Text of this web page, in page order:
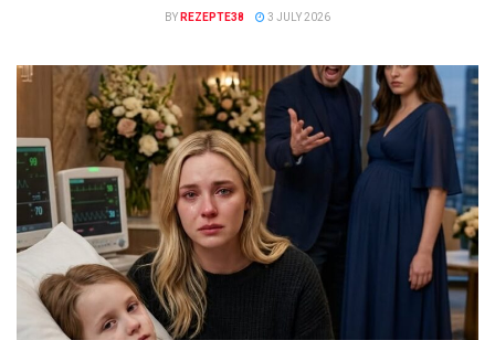
BY REZEPTE38 3 JULY 2026